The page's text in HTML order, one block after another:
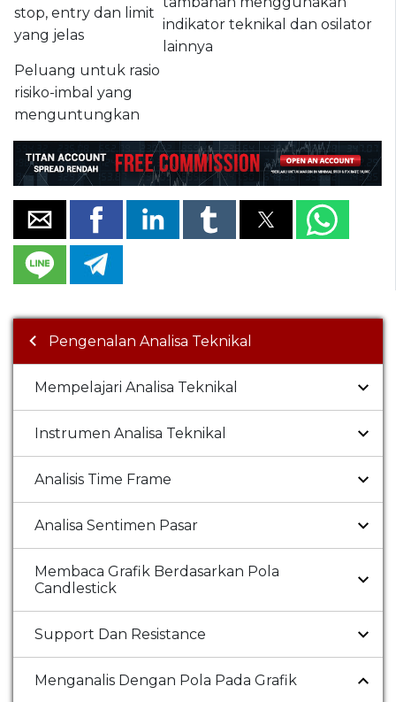
stop, entry dan limit
yang jelas
indikator teknikal dan osilator
lainnya
Peluang untuk rasio
risiko-imbal yang
menguntungkan
Pengenalan Analisa Teknikal
Mempelajari Analisa Teknikal
Instrumen Analisa Teknikal
Analisis Time Frame
Analisa Sentimen Pasar
Membaca Grafik Berdasarkan Pola
Candlestick
Support Dan Resistance
Menganalis Dengan Pola Pada Grafik